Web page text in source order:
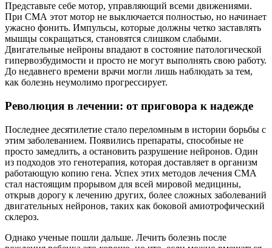
Представьте себе мотор, управляющий всеми движениями.
При СМА этот мотор не выключается полностью, но начинает
ужасно фонить. Импульсы, которые должны четко заставлять
мышцы сокращаться, становятся слишком слабыми.
Двигательные нейроны впадают в состояние патологической
гипервозбудимости и просто не могут выполнять свою работу.
До недавнего времени врачи могли лишь наблюдать за тем,
как болезнь неумолимо прогрессирует.
Революция в лечении: от приговора к надежде
Последнее десятилетие стало переломным в истории борьбы с
этим заболеванием. Появились препараты, способные не
просто замедлить, а остановить разрушение нейронов. Один
из подходов это генотерапия, которая доставляет в организм
работающую копию гена. Успех этих методов лечения СМА
стал настоящим прорывом для всей мировой медицины,
открыв дорогу к лечению других, более сложных заболеваний
двигательных нейронов, таких как боковой амиотрофический
склероз.
Однако ученые пошли дальше. Лечить болезнь после